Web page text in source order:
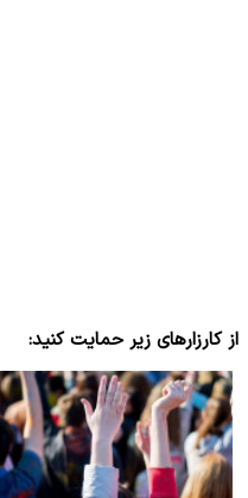
از کارزارهای زیر حمایت کنید: